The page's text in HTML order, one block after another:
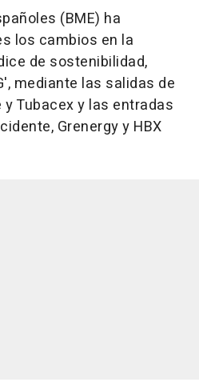
(BME) ha
los cambios en la
de sostenibilidad,
mediante las salidas de
y Tubacex y las entradas
Grenergy y HBX